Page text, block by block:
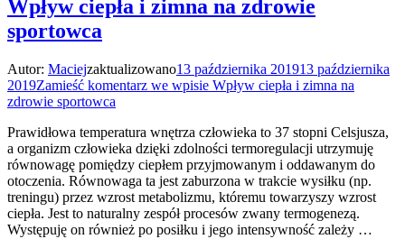
Wpływ ciepła i zimna na zdrowie
sportowca
Autor: Maciejzaktualizowano13 października 201913 października
2019Zamieść komentarz we wpisie Wpływ ciepła i zimna na
zdrowie sportowca
Prawidłowa temperatura wnętrza człowieka to 37 stopni Celsjusza,
a organizm człowieka dzięki zdolności termoregulacji utrzymuję
równowagę pomiędzy ciepłem przyjmowanym i oddawanym do
otoczenia. Równowaga ta jest zaburzona w trakcie wysiłku (np.
treningu) przez wzrost metabolizmu, któremu towarzyszy wzrost
ciepła. Jest to naturalny zespół procesów zwany termogenezą.
Występuję on również po posiłku i jego intensywność zależy …